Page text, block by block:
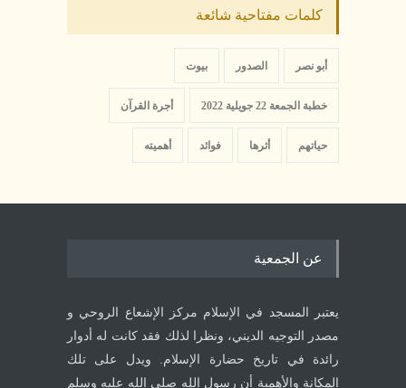
كلمات مفتاحية شائعة
أبو نصر الصدور بيوت
خطبة الجمعة 22 جويلية 2022 أجرة القرآن
حياتهم أثرها فوائد أهميته
عن الجمعية
يعتبر المسجد في الإسلام مركز الإشعاع الروحي و
مصدر التوجيه الديني، ونظرا لذلك فقد كانت له أدوار
رائدة في تاريخ حضارة الإسلام. ويدل على تلك
المكانة والأهمية أن رسول الله صلى الله عليه وسلم